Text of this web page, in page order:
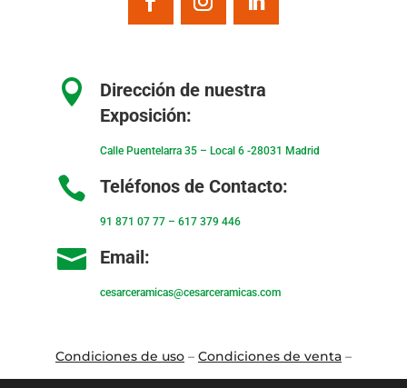

Dirección de nuestra
Exposición:
Calle Puentelarra 35 – Local 6 -28031 Madrid
 Teléfonos de Contacto:
91 871 07 77– 617 379 446
 Email:
cesarceramicas@cesarceramicas.com
Condiciones de uso– Condiciones de venta–
Aviso Legal–Política de privacidad –Política